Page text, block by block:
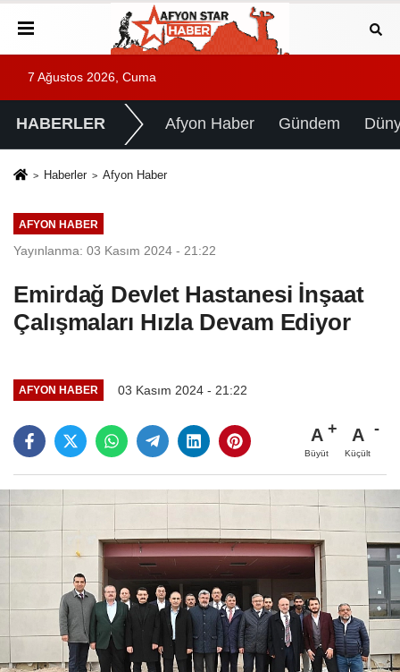
7 Ağustos 2026, Cuma
HABERLER Afyon Haber Gündem
Haberler Afyon Haber
AFYON HABER
Yayınlanma: 03 Kasım 2024 - 21:22
Emirdağ Devlet Hastanesi İnşaat
Çalışmaları Hızla Devam Ediyor
AFYON HABER 03 Kasım 2024 - 21:22
A
Büyüt
A
Küçült